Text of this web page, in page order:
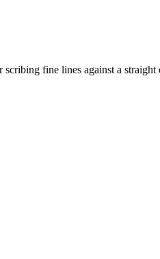
fine lines against a straight